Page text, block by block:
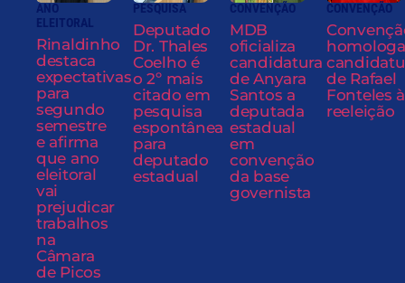
ANO
ELEITORAL
Rinaldinho
destaca
expectativas
para
segundo
semestre
e afirma
que ano
eleitoral
vai
prejudicar
trabalhos
na
Câmara
de Picos
PESQUISA
Deputado
Dr. Thales
Coelho é
o 2º mais
citado em
pesquisa
espontânea
para
deputado
estadual
CONVENÇÃO
MDB
oficializa
candidatura
de Anyara
Santos a
deputada
estadual
em
convenção
da base
governista
CONVENÇÃO
homologa
de Rafael
Fonteles à
reeleição